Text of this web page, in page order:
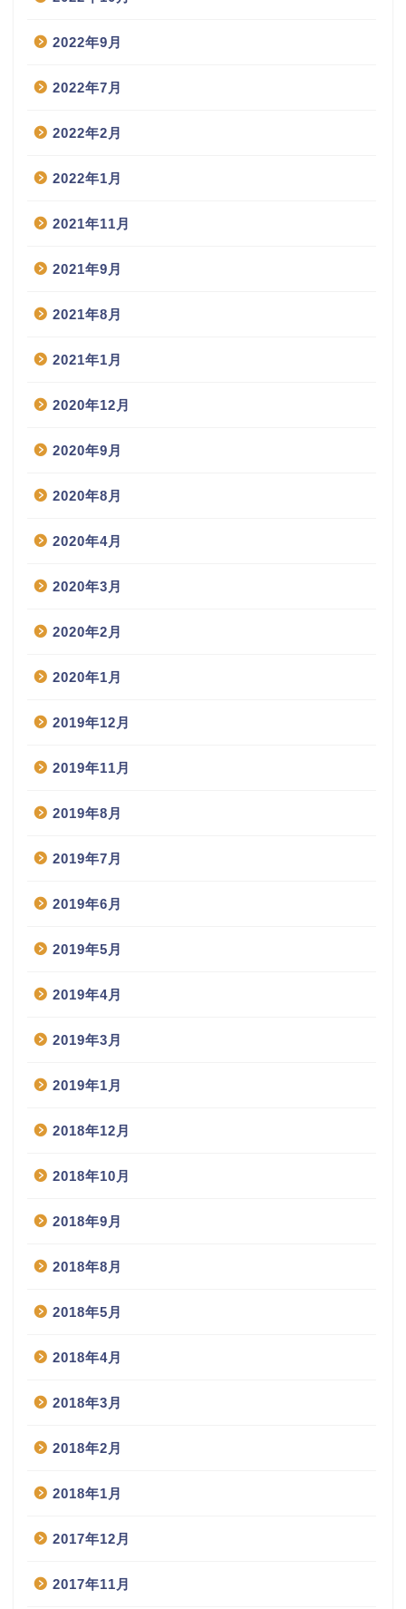
2022年9月
2022年7月
2022年2月
2022年1月
2021年11月
2021年9月
2021年8月
2021年1月
2020年12月
2020年9月
2020年8月
2020年4月
2020年3月
2020年2月
2020年1月
2019年12月
2019年11月
2019年8月
2019年7月
2019年6月
2019年5月
2019年4月
2019年3月
2019年1月
2018年12月
2018年10月
2018年9月
2018年8月
2018年5月
2018年4月
2018年3月
2018年2月
2018年1月
2017年12月
2017年11月